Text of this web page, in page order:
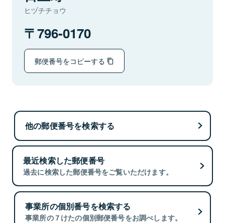
ヒヅチチョウ
796-0170
郵便番号をコピーする
他の郵便番号を検索する
最近検索した郵便番号
過去に検索した郵便番号をご覧いただけます。
事業所の個別番号を検索する
事業所の７けたの個別郵便番号をお調べします。